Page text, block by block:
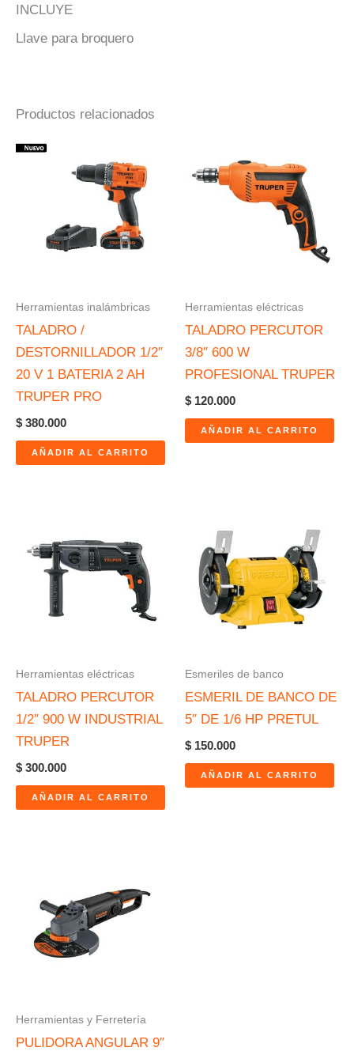
INCLUYE
Llave para broquero
Productos relacionados
Herramientas inalámbricas
TALADRO /
DESTORNILLADOR 1/2″
20 V 1 BATERIA 2 AH
TRUPER PRO
$ 380.000
AÑADIR AL CARRITO
Herramientas eléctricas
TALADRO PERCUTOR
3/8″ 600 W
PROFESIONAL TRUPER
$ 120.000
AÑADIR AL CARRITO
Herramientas eléctricas
TALADRO PERCUTOR
1/2″ 900 W INDUSTRIAL
TRUPER
$ 300.000
AÑADIR AL CARRITO
Esmeriles de banco
ESMERIL DE BANCO DE
5″ DE 1/6 HP PRETUL
$ 150.000
AÑADIR AL CARRITO
Herramientas y Ferretería
PULIDORA ANGULAR 9″